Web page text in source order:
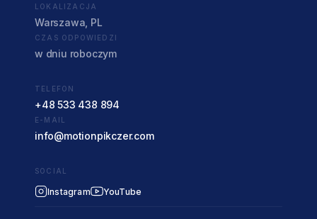
LOKALIZACJA
Warszawa, PL
CZAS ODPOWIEDZI
w dniu roboczym
TELEFON
+48 533 438 894
E-MAIL
info@motionpikczer.com
SOCIAL
Instagram YouTube